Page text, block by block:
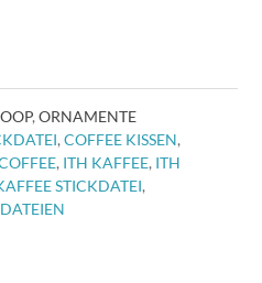
,ORNAMENTE
,COFFEE KISSEN,
, ITH KAFFEE, ITH
STICKDATEI,